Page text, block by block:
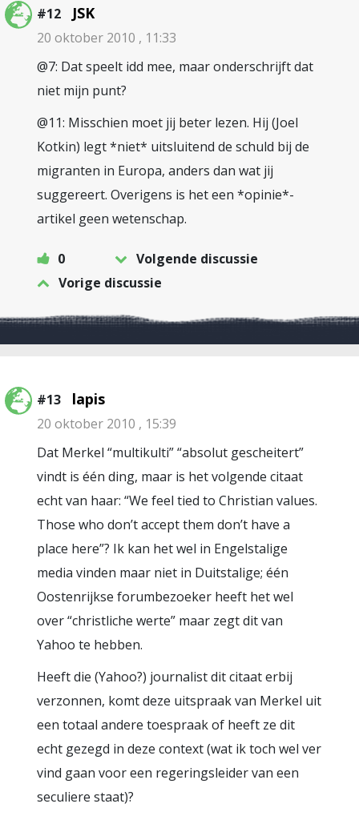
#12 JSK
20 oktober 2010 , 11:33
@7: Dat speelt idd mee, maar onderschrijft dat
niet mijn punt?
@11: Misschien moet jij beter lezen. Hij (Joel
Kotkin) legt *niet* uitsluitend de schuld bij de
migranten in Europa, anders dan wat jij
suggereert. Overigens is het een *opinie*-
artikel geen wetenschap.
0
Volgende discussie
Vorige discussie
#13 lapis
20 oktober 2010 , 15:39
Dat Merkel “multikulti” “absolut gescheitert”
vindt is één ding, maar is het volgende citaat
echt van haar: “We feel tied to Christian values.
Those who don’t accept them don’t have a
place here”? Ik kan het wel in Engelstalige
media vinden maar niet in Duitstalige; één
Oostenrijkse forumbezoeker heeft het wel
over “christliche werte” maar zegt dit van
Yahoo te hebben.
Heeft die (Yahoo?) journalist dit citaat erbij
verzonnen, komt deze uitspraak van Merkel uit
een totaal andere toespraak of heeft ze dit
echt gezegd in deze context (wat ik toch wel ver
vind gaan voor een regeringsleider van een
seculiere staat)?